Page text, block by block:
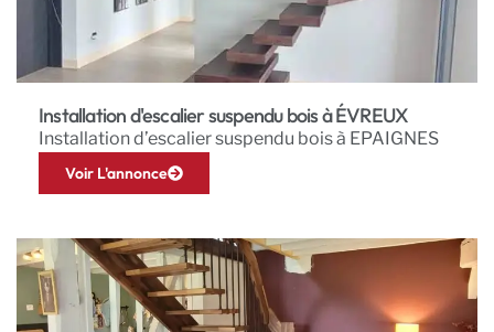
Installation d'escalier suspendu bois à ÉVREUX
Installation d’escalier suspendu bois à EPAIGNES
Voir L'annonce